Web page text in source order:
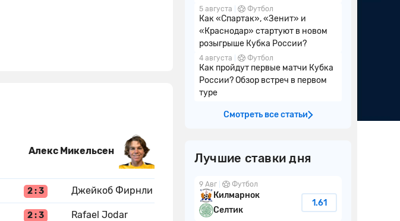
Алекс Микельсен
2 : 3 Джейкоб Фирнли
2 : 3 Rafael Jodar
5 августа Футбол
Как «Спартак», «Зенит» и
«Краснодар» стартуют в новом
розыгрыше Кубка России?
4 августа Футбол
Как пройдут первые матчи Кубка
России? Обзор встреч в первом
туре
Смотреть все статьи
Лучшие ставки дня
9 Авг Футбол
Килмарнок
Селтик
1.61